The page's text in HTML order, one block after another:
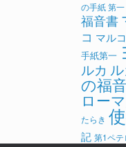
の手紙 第一
福音書
コ マル
手紙第一
ルカ
の福
ロー
たらき
記 第1ペテ